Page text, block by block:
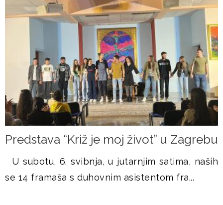
Predstava “Križ je moj život” u Zagrebu
U subotu, 6. svibnja, u jutarnjim satima, naših
se 14 framaša s duhovnim asistentom fra...